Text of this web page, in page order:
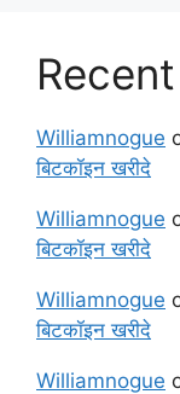
Williamnogue
बिटकॉइन खरीदे
Williamnogue
बिटकॉइन खरीदे
Williamnogue
बिटकॉइन खरीदे
Williamnogue